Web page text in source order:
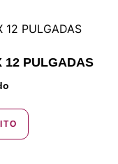
12 PULGADAS